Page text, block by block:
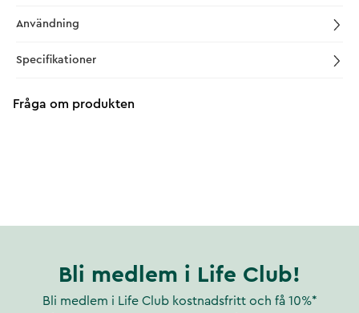
Användning
Specifikationer
Fråga om produkten
Bli medlem i Life Club!
Bli medlem i Life Club kostnadsfritt och få 10%*